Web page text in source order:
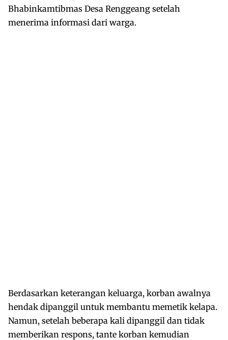
Bhabinkamtibmas Desa Renggeang setelah
menerima informasi dari warga.
Berdasarkan keterangan keluarga, korban awalnya
hendak dipanggil untuk membantu memetik kelapa.
Namun, setelah beberapa kali dipanggil dan tidak
memberikan respons, tante korban kemudian